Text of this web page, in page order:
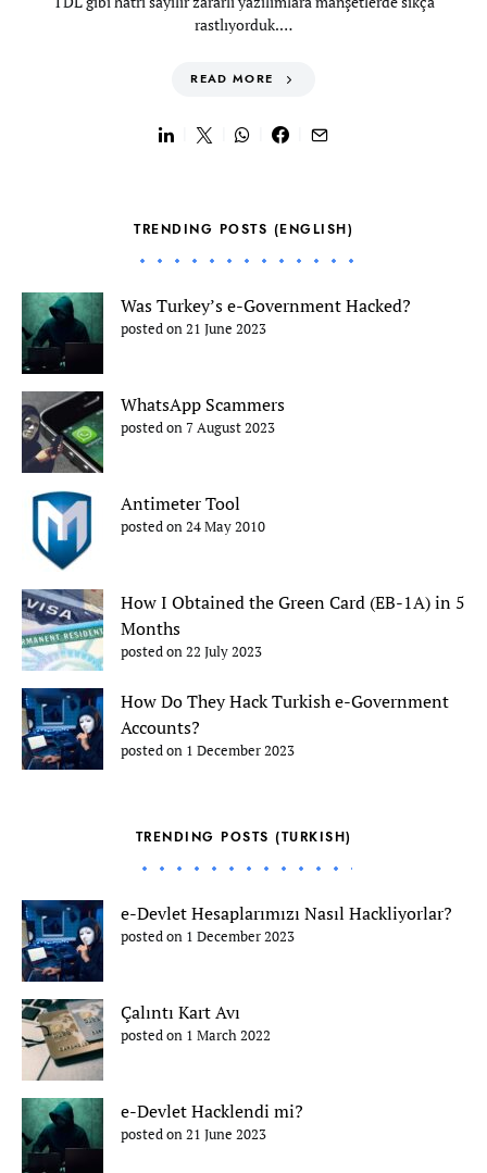
rastlıyorduk.…
READ MORE
TRENDING POSTS (ENGLISH)
Was Turkey’s e-Government Hacked?
posted on 21 June 2023
WhatsApp Scammers
posted on 7 August 2023
Antimeter Tool
posted on 24 May 2010
How I Obtained the Green Card (EB-1A) in 5
Months
posted on 22 July 2023
How Do They Hack Turkish e-Government
Accounts?
posted on 1 December 2023
TRENDING POSTS (TURKISH)
e-Devlet Hesaplarımızı Nasıl Hackliyorlar?
posted on 1 December 2023
Çalıntı Kart Avı
posted on 1 March 2022
e-Devlet Hacklendi mi?
posted on 21 June 2023